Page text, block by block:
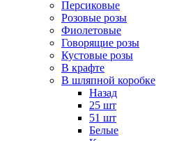
Персиковые
Розовые розы
Фиолетовые
Говорящие розы
Кустовые розы
В крафте
В шляпной коробке
Назад
25 шт
51 шт
Белые